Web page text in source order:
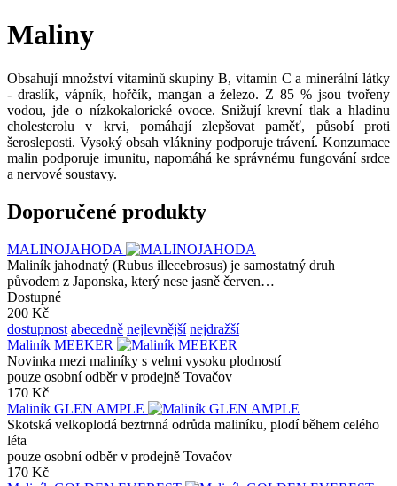
Maliny
Obsahují množství vitaminů skupiny B, vitamin C a minerální látky
- draslík, vápník, hořčík, mangan a železo. Z 85 % jsou tvořeny
vodou, jde o nízkokalorické ovoce. Snižují krevní tlak a hladinu
cholesterolu v krvi, pomáhají zlepšovat paměť, působí proti
šerosleposti. Vysoký obsah vlákniny podporuje trávení. Konzumace
malin podporuje imunitu, napomáhá ke správnému fungování srdce
a nervové soustavy.
Doporučené produkty
MALINOJAHODA
Maliník jahodnatý (Rubus illecebrosus) je samostatný druh
původem z Japonska, který nese jasně červen…
Dostupné
200 Kč
dostupnost abecedně nejlevnější nejdražší
Maliník MEEKER
Novinka mezi maliníky s velmi vysoku plodností
pouze osobní odběr v prodejně Tovačov
170 Kč
Maliník GLEN AMPLE
Skotská velkoplodá beztrnná odrůda maliníku, plodí během celého
léta
pouze osobní odběr v prodejně Tovačov
170 Kč